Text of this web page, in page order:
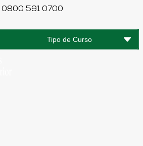
0800 591 0700